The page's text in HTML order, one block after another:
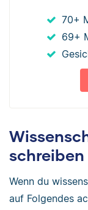
70+
69+
schreiben
Wenn du
auf Folgendes